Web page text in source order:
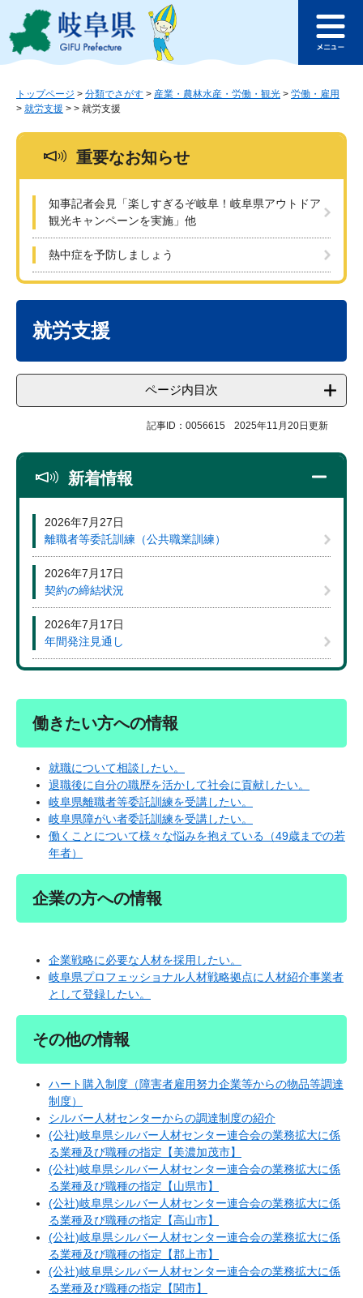
ジ
ュ
このページの本文へ
ュ
トップページ > 分類でさがす > 産業・農林水産・労働・観光 > 労働・雇用
> 就労支援 > > 就労支援
重要なお知らせ
知事記者会見「楽しすぎるぞ岐阜！岐阜県アウトドア
観光キャンペーンを実施」他
熱中症を予防しましょう
就労支援
ページ内目次
記事ID：0056615 2025年11月20日更新
新着情報
2026年7月27日
離職者等委託訓練（公共職業訓練）
2026年7月17日
契約の締結状況
2026年7月17日
年間発注見通し
働きたい方への情報
就職について相談したい。
退職後に自分の職歴を活かして社会に貢献したい。
岐阜県離職者等委託訓練を受講したい。
岐阜県障がい者委託訓練を受講したい。
働くことについて様々な悩みを抱えている（49歳までの若
年者）
企業の方への情報
企業戦略に必要な人材を採用したい。
岐阜県プロフェッショナル人材戦略拠点に人材紹介事業者
として登録したい。
その他の情報
ハート購入制度（障害者雇用努力企業等からの物品等調達
制度）
シルバー人材センターからの調達制度の紹介
(公社)岐阜県シルバー人材センター連合会の業務拡大に係
る業種及び職種の指定【美濃加茂市】
(公社)岐阜県シルバー人材センター連合会の業務拡大に係
る業種及び職種の指定【山県市】
(公社)岐阜県シルバー人材センター連合会の業務拡大に係
る業種及び職種の指定【高山市】
(公社)岐阜県シルバー人材センター連合会の業務拡大に係
る業種及び職種の指定【郡上市】
(公社)岐阜県シルバー人材センター連合会の業務拡大に係
る業種及び職種の指定【関市】